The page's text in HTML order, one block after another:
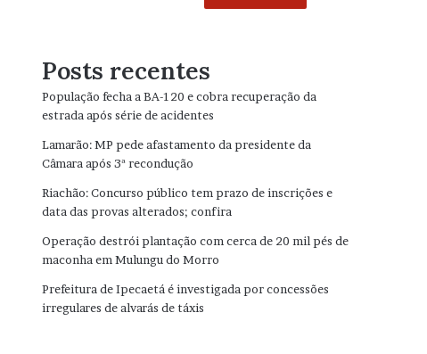
Posts recentes
População fecha a BA-120 e cobra recuperação da
estrada após série de acidentes
Lamarão: MP pede afastamento da presidente da
Câmara após 3ª recondução
Riachão: Concurso público tem prazo de inscrições e
data das provas alterados; confira
Operação destrói plantação com cerca de 20 mil pés de
maconha em Mulungu do Morro
Prefeitura de Ipecaetá é investigada por concessões
irregulares de alvarás de táxis